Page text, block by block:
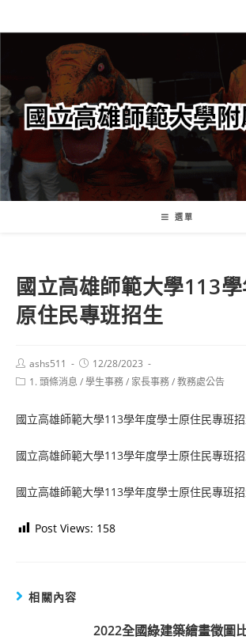
轉
要
內
容
選單
國立高雄師範大學113
原住民專班招生
Post
author:
ashs511
Post
published:
12/28/2023
Post1. 頭條消息 /學生事務/ 家長事務/教務處公告
國立高雄師範大學113學年度學士原住民專班招
國立高雄師範大學113學年度學士原住民專班
國立高雄師範大學113學年度學士原住民專班
Post Views: 158
相關內容
2022全國綠建築繪畫徵圖